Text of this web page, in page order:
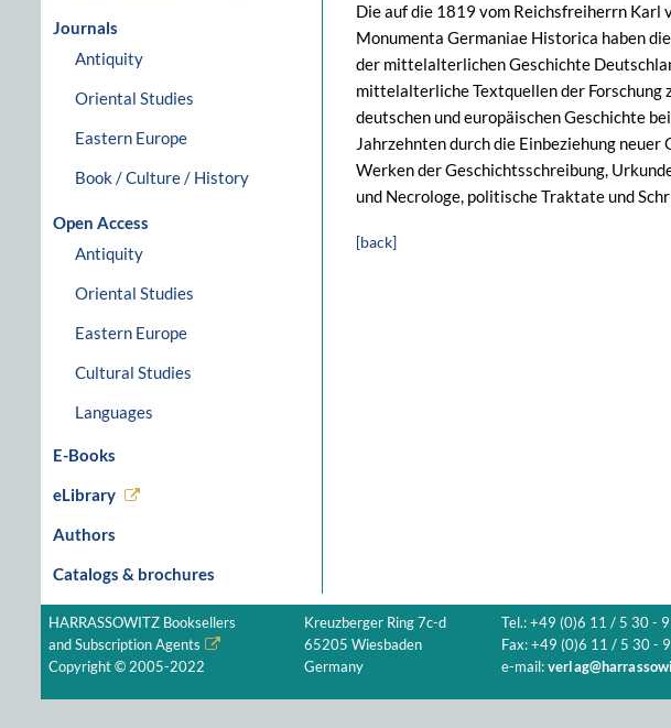
Journals
Antiquity
Oriental Studies
Eastern Europe
Book / Culture / History
Open Access
Antiquity
Oriental Studies
Eastern Europe
Cultural Studies
Languages
E-Books
eLibrary
Authors
Catalogs & brochures
Die auf die 1819 vom Reichsfreiherrn Karl
Monumenta Germaniae Historica haben
der mittelalterlichen Geschichte
mittelalterliche Textquellen der Forschung
deutschen und europäischen Geschichte
Jahrzehnten durch die Einbeziehung
Werken der Geschichtsschreibung,
und Necrologe, politische Traktate und
[back]
HARRASSOWITZ Booksellers
and Subscription Agents
Copyright © 2005-2022
Kreuzberger Ring 7c-d
65205 Wiesbaden
Germany
Tel.: +49 (0)6 11 / 5 30 -
Fax: +49 (0)6 11 / 5 30 -
e-mail: